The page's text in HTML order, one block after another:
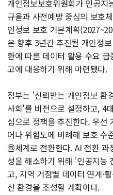
개인정보보호위원회가 인공지
규율과 사전예방 중심의 보호
인정보 보호 기본계획
은 향후 3년간 추진될 개인정
환에 따른 데이터 활용 수요
고에 대응하기 위해 마련됐다.
정부는 '신뢰받는 개인정보 환
사회'를 비전으로 설정하고, 4
심으로 정책을 추진한다. 우선
어나 위험도에 비례해 보호 수
율체계로 전환한다. AI 전환 과
성을 해소하기 위해 '인공지능
고, 지역 거점별 데이터 연계·
신 환경을 조성할 계획이다.